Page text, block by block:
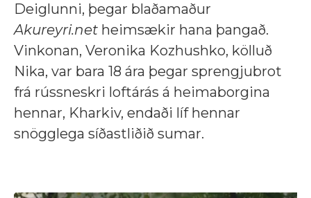
Deiglunni, þegar blaðamaður
Akureyri.net heimsækir hana þangað.
Vinkonan, Veronika Kozhushko, kölluð
Nika, var bara 18 ára þegar sprengjubrot
frá rússneskri loftárás á heimaborgina
hennar, Kharkiv, endaði líf hennar
snögglega síðastliðið sumar.